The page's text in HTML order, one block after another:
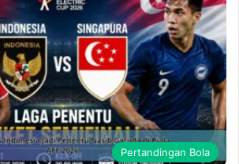
Pertandingan Bola